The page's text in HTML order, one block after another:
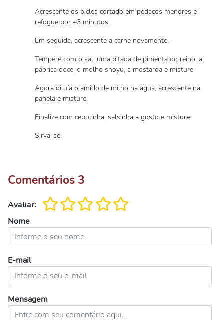
Acrescente os picles cortado em pedaços menores e
refogue por +3 minutos.
Em seguida, acrescente a carne novamente.
Tempere com o sal, uma pitada de pimenta do reino, a
páprica doce, o molho shoyu, a mostarda e misture.
Agora diluía o amido de milho na água, acrescente na
panela e misture.
Finalize com cebolinha, salsinha a gosto e misture.
Sirva-se.
Comentários 3
Avaliar:
Nome
E-mail
Mensagem